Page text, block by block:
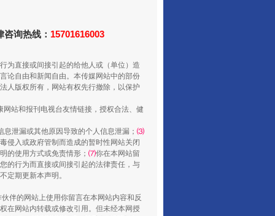
走走走！国家喊你健身啦
询热线： 15701616003
为直接或间接引起的给他人或（单位）造
论自由和新闻自由。本传媒网站中的部份
人版权所有，网站有权先行撤除，以保护
站和报刊电视台友情链接，授权合法、健
息泄漏或其他原因导致的个人信息泄漏； ⑶
侵入或政府管制而造成的暂时性网站关闭
的使用方式或免责情形； ⑺你在本网站留
的行为而直接或间接引起的法律责任，与
定期更新本声明。
伴的网站上使用你留言在本网站内容和反
在网站内转载或修改引用。但未经本网授